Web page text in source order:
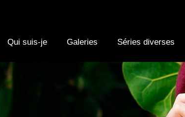
Qui suis-je Galeries Séries diverses